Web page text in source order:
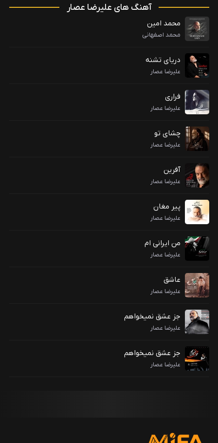
آهنگ های علیرضا عصار
محمد امین
محمد اصفهانی
دریای تشنه
علیرضا عصار
فراری
علیرضا عصار
چشای تو
علیرضا عصار
آفرین
علیرضا عصار
پیر مغان
علیرضا عصار
من ایرانی ام
علیرضا عصار
عاشق
علیرضا عصار
جز عشق نمیخواهم
علیرضا عصار
جز عشق نمیخواهم
علیرضا عصار